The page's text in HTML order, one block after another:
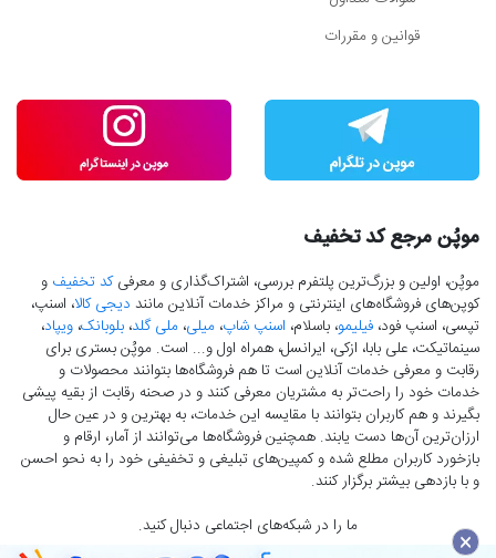
قوانین و مقررات
موپُن مرجع کد تخفیف
موپُن، اولین و بزرگ‌ترین پلتفرم بررسی، اشتراک‌گذاری و معرفیکد تخفیف و
کوپن‌های فروشگاه‌های اینترنتی و مراکز خدمات آنلاین مانند دیجی کالا، اسنپ،
تپسی، اسنپ فود، فیلیمو، باسلام، اسنپ شاپ، میلی، ملی گلد، بلوبانک، ویپاد،
سینماتیکت، علی بابا، ازکی، ایرانسل، همراه اول و... است. موپُن بستری برای
رقابت و معرفی خدمات آنلاین است تا هم فروشگاه‌ها بتوانند محصولات و
خدمات خود را راحت‌تر به مشتریان معرفی کنند و در صحنه رقابت از بقیه پیشی
بگیرند و هم کاربران بتوانند با مقایسه این خدمات، به بهترین و در عین حال
ارزان‌ترین آن‌ها دست‌ یابند. همچنین فروشگاه‌ها می‌توانند از آمار، ارقام و
بازخورد کاربران مطلع شده و کمپین‌های تبلیغی و تخفیفی خود را به نحو احسن
و با بازدهی بیشتر برگزار کنند.
ما را در شبکه‌های اجتماعی دنبال کنید.
×